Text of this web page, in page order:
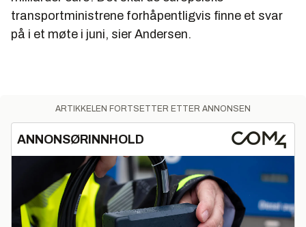
transportministrene forhåpentligvis finne et svar
på i et møte i juni, sier Andersen.
ARTIKKELEN FORTSETTER ETTER ANNONSEN
ANNONSØRINNHOLD